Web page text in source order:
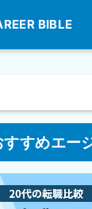
BIBLE
すめエー